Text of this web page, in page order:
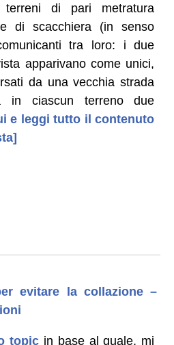
di pari metratura
di scacchiera (in senso
tra loro: i due
apparivano come unici,
da una vecchia strada
in ciascun terreno due
e leggi tutto il contenuto
evitare la collazione –
topicin base al quale, mi